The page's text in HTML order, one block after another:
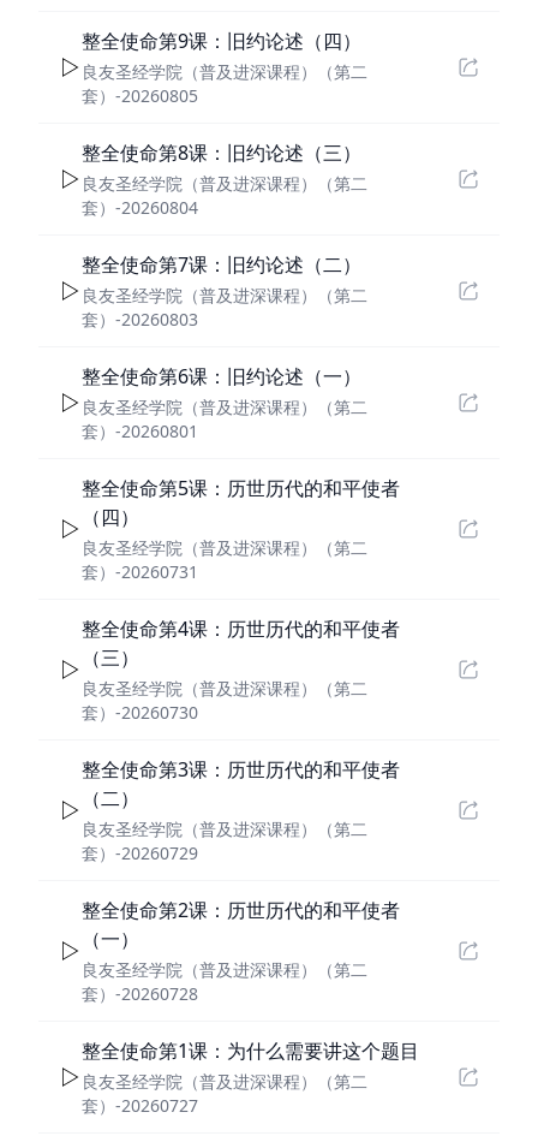
整全使命第9课：旧约论述（四）
良友圣经学院（普及进深课程）（第二
套）-20260805
整全使命第8课：旧约论述（三）
良友圣经学院（普及进深课程）（第二
套）-20260804
整全使命第7课：旧约论述（二）
良友圣经学院（普及进深课程）（第二
套）-20260803
整全使命第6课：旧约论述（一）
良友圣经学院（普及进深课程）（第二
套）-20260801
整全使命第5课：历世历代的和平使者
（四）
良友圣经学院（普及进深课程）（第二
套）-20260731
整全使命第4课：历世历代的和平使者
（三）
良友圣经学院（普及进深课程）（第二
套）-20260730
整全使命第3课：历世历代的和平使者
（二）
良友圣经学院（普及进深课程）（第二
套）-20260729
整全使命第2课：历世历代的和平使者
（一）
良友圣经学院（普及进深课程）（第二
套）-20260728
整全使命第1课：为什么需要讲这个题目
良友圣经学院（普及进深课程）（第二
套）-20260727